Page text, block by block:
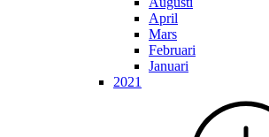
April
Mars
Februari
Januari
2021